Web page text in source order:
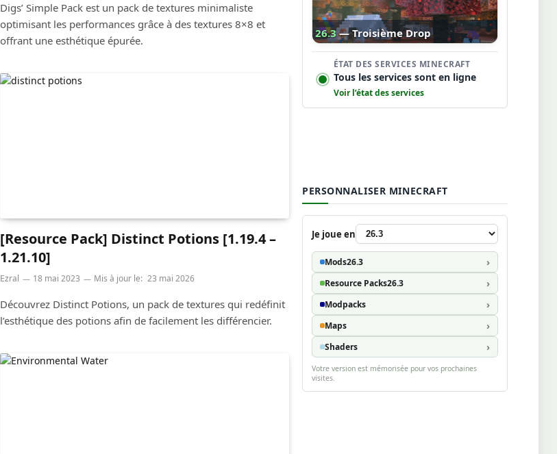
Digs’ Simple Pack est un pack de textures minimaliste
optimisant les performances grâce à des textures 8×8 et
offrant une esthétique épurée.
[Resource Pack] Distinct Potions [1.19.4 –
1.21.10]
Ezral 18 mai 2023 Mis à jour le: 23 mai 2026
Découvrez Distinct Potions, un pack de textures qui redéfinit
l’esthétique des potions afin de facilement les différencier.
26.3 — Troisième Drop
ÉTAT DES SERVICES MINECRAFT
Tous les services sont en ligne
Voir l’état des services
PERSONNALISER MINECRAFT
Je joue en
Mods26.3
Resource Packs26.3
Modpacks
Maps
Shaders
Votre version est mémorisée pour vos prochaines
visites.